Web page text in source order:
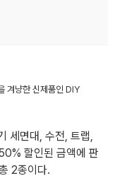
겨냥한 신제품인 DIY
세면대, 수전, 트랩,
할인된 금액에 판
2종이다.